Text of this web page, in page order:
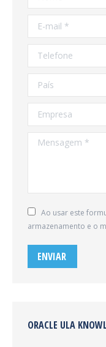
E-mail *
Telefone
País
Empresa
Mensagem *
Ao usar este
armazenamento e o
ENVIAR
ORACLE ULA